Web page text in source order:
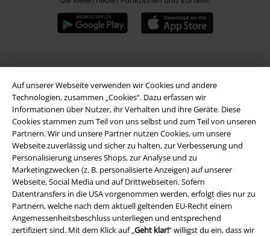
Auf unserer Webseite verwenden wir Cookies und andere
Technologien, zusammen „Cookies“. Dazu erfassen wir
Informationen über Nutzer, ihr Verhalten und ihre Geräte. Diese
Cookies stammen zum Teil von uns selbst und zum Teil von unseren
Partnern. Wir und unsere Partner nutzen Cookies, um unsere
Webseite zuverlässig und sicher zu halten, zur Verbesserung und
Personalisierung unseres Shops, zur Analyse und zu
Marketingzwecken (z. B. personalisierte Anzeigen) auf unserer
Webseite, Social Media und auf Drittwebseiten. Sofern
Datentransfers in die USA vorgenommen werden, erfolgt dies nur zu
Partnern, welche nach dem aktuell geltenden EU-Recht einem
Angemessenheitsbeschluss unterliegen und entsprechend
zertifiziert sind. Mit dem Klick auf „Geht klar!“ willigst du ein, dass wir